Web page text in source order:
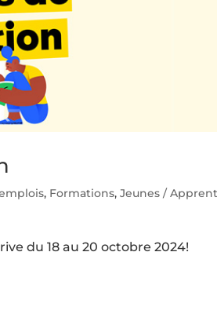
, Formations,Jeunes /
du 18 au 20 octobre 2024!